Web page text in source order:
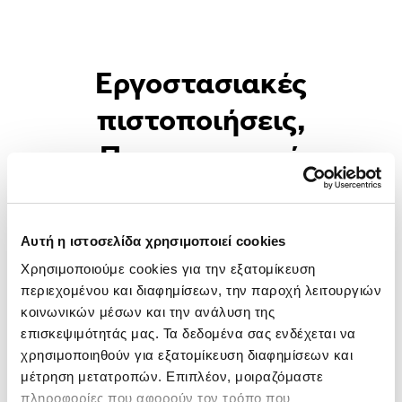
Αυτή η ιστοσελίδα χρησιμοποιεί cookies
Χρησιμοποιούμε cookies για την εξατομίκευση
περιεχομένου και διαφημίσεων, την παροχή λειτουργιών
κοινωνικών μέσων και την ανάλυση της
επισκεψιμότητάς μας. Τα δεδομένα σας ενδέχεται να
χρησιμοποιηθούν για εξατομίκευση διαφημίσεων και
μέτρηση μετατροπών. Επιπλέον, μοιραζόμαστε
πληροφορίες που αφορούν τον τρόπο που
πιστοποιημένα για τη χρήση και την
αποτελεσματικότητα τους από τους
αρμόδιους φορείς υγιεινής.
Εργοστασιακές
πιστοποιήσεις,
Πιστοποιητικό
Συμμόρφωσης
Εργοστασιακές Πιστοποιήσεις;
Όνομα